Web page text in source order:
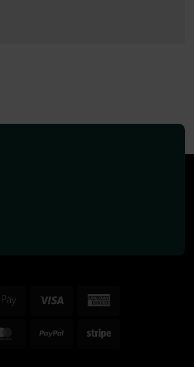
Apple
Visa
American
MasterCard
Stripe